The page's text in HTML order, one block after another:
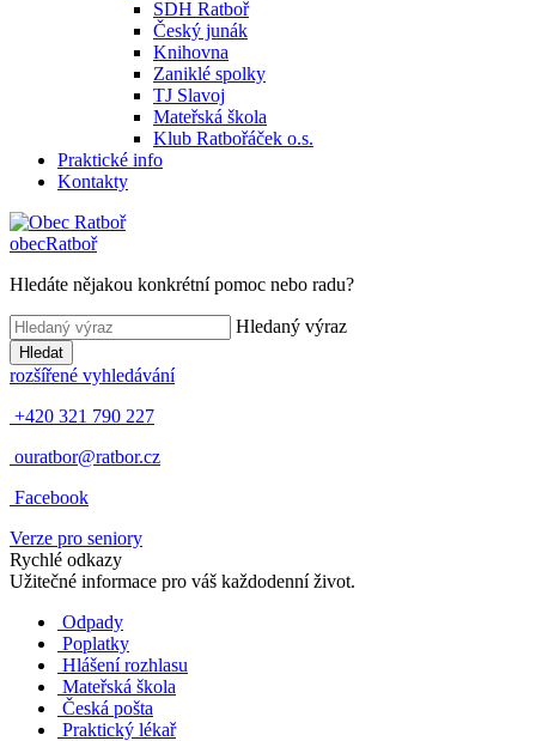
SDH Ratboř
Český junák
Knihovna
Zaniklé spolky
TJ Slavoj
Mateřská škola
Klub Ratbořáček o.s.
Praktické info
Kontakty
obecRatboř
Hledáte nějakou konkrétní pomoc nebo radu?
Hledaný výraz
Hledat
rozšířené vyhledávání
+420 321 790 227
ouratbor@ratbor.cz
Facebook
Verze pro seniory
Rychlé odkazy
Užitečné informace pro váš každodenní život.
Odpady
Poplatky
Hlášení rozhlasu
Mateřská škola
Česká pošta
Praktický lékař